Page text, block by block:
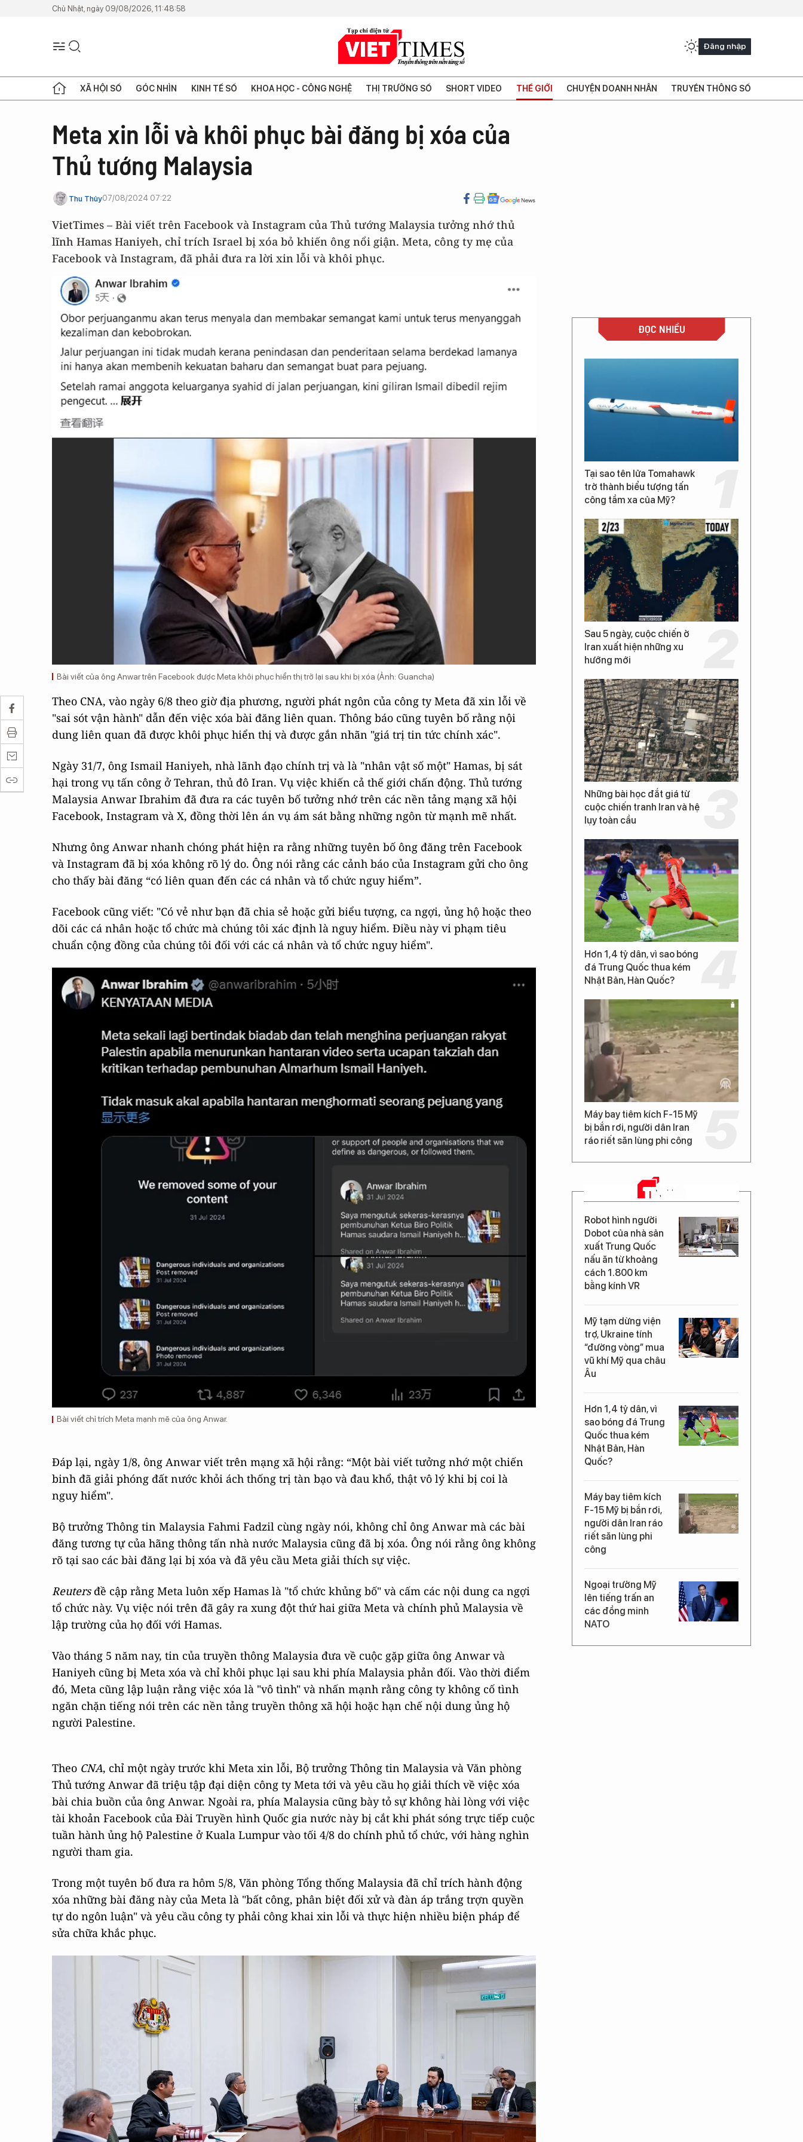
Chủ Nhật, ngày 09/08/2026, 11:48:58
Đăng nhập
XÃ HỘI SỐ GÓC NHÌN KINH TẾ SỐ KHOA HỌC - CÔNG NGHỆ THỊ TRƯỜNG SỐ SHORT VIDEO THẾ GIỚI CHUYỆN DOANH NHÂN TRUYỀN THÔNG SỐ
Meta xin lỗi và khôi phục bài đăng bị xóa của
Thủ tướng Malaysia
Thu Thủy07/08/2024 07:22
VietTimes – Bài viết trên Facebook và Instagram của Thủ tướng Malaysia tưởng nhớ thủ
lĩnh Hamas Haniyeh, chỉ trích Israel bị xóa bỏ khiến ông nổi giận. Meta, công ty mẹ của
Facebook và Instagram, đã phải đưa ra lời xin lỗi và khôi phục.
Bài viết của ông Anwar trên Facebook được Meta khôi phục hiển thị trở lại sau khi bị xóa (Ảnh: Guancha)
Theo CNA, vào ngày 6/8 theo giờ địa phương, người phát ngôn của công ty Meta đã xin lỗi về
"sai sót vận hành" dẫn đến việc xóa bài đăng liên quan. Thông báo cũng tuyên bố rằng nội
dung liên quan đã được khôi phục hiển thị và được gắn nhãn "giá trị tin tức chính xác".
Ngày 31/7, ông Ismail Haniyeh, nhà lãnh đạo chính trị và là "nhân vật số một" Hamas, bị sát
hại trong vụ tấn công ở Tehran, thủ đô Iran. Vụ việc khiến cả thế giới chấn động. Thủ tướng
Malaysia Anwar Ibrahim đã đưa ra các tuyên bố tưởng nhớ trên các nền tảng mạng xã hội
Facebook, Instagram và X, đồng thời lên án vụ ám sát bằng những ngôn từ mạnh mẽ nhất.
Nhưng ông Anwar nhanh chóng phát hiện ra rằng những tuyên bố ông đăng trên Facebook
và Instagram đã bị xóa không rõ lý do. Ông nói rằng các cảnh báo của Instagram gửi cho ông
cho thấy bài đăng “có liên quan đến các cá nhân và tổ chức nguy hiểm”.
Facebook cũng viết: "Có vẻ như bạn đã chia sẻ hoặc gửi biểu tượng, ca ngợi, ủng hộ hoặc theo
dõi các cá nhân hoặc tổ chức mà chúng tôi xác định là nguy hiểm. Điều này vi phạm tiêu
chuẩn cộng đồng của chúng tôi đối với các cá nhân và tổ chức nguy hiểm".
Bài viết chỉ trích Meta mạnh mẽ của ông Anwar.
Đáp lại, ngày 1/8, ông Anwar viết trên mạng xã hội rằng: “Một bài viết tưởng nhớ một chiến
binh đã giải phóng đất nước khỏi ách thống trị tàn bạo và đau khổ, thật vô lý khi bị coi là
nguy hiểm".
Bộ trưởng Thông tin Malaysia Fahmi Fadzil cùng ngày nói, không chỉ ông Anwar mà các bài
đăng tương tự của hãng thông tấn nhà nước Malaysia cũng đã bị xóa. Ông nói rằng ông không
rõ tại sao các bài đăng lại bị xóa và đã yêu cầu Meta giải thích sự việc.
Reutersđề cập rằng Meta luôn xếp Hamas là "tổ chức khủng bố" và cấm các nội dung ca ngợi
tổ chức này. Vụ việc nói trên đã gây ra xung đột thứ hai giữa Meta và chính phủ Malaysia về
lập trường của họ đối với Hamas.
Vào tháng 5 năm nay, tin của truyền thông Malaysia đưa về cuộc gặp giữa ông Anwar và
Haniyeh cũng bị Meta xóa và chỉ khôi phục lại sau khi phía Malaysia phản đối. Vào thời điểm
đó, Meta cũng lập luận rằng việc xóa là "vô tình" và nhấn mạnh rằng công ty không cố tình
ngăn chặn tiếng nói trên các nền tảng truyền thông xã hội hoặc hạn chế nội dung ủng hộ
người Palestine.
Theo CNA, chỉ một ngày trước khi Meta xin lỗi, Bộ trưởng Thông tin Malaysia và Văn phòng
Thủ tướng Anwar đã triệu tập đại diện công ty Meta tới và yêu cầu họ giải thích về việc xóa
bài chia buồn của ông Anwar. Ngoài ra, phía Malaysia cũng bày tỏ sự không hài lòng với việc
tài khoản Facebook của Đài Truyền hình Quốc gia nước này bị cắt khi phát sóng trực tiếp cuộc
tuần hành ủng hộ Palestine ở Kuala Lumpur vào tối 4/8 do chính phủ tổ chức, với hàng nghìn
người tham gia.
Trong một tuyên bố đưa ra hôm 5/8, Văn phòng Tổng thống Malaysia đã chỉ trích hành động
xóa những bài đăng này của Meta là "bất công, phân biệt đối xử và đàn áp trắng trợn quyền
tự do ngôn luận" và yêu cầu công ty phải công khai xin lỗi và thực hiện nhiều biện pháp để
sửa chữa khắc phục.
ĐỌC NHIỀU
Tại sao tên lửa Tomahawk
trở thành biểu tượng tấn
công tầm xa của Mỹ?
Sau 5 ngày, cuộc chiến ở
Iran xuất hiện những xu
hướng mới
Những bài học đắt giá từ
cuộc chiến tranh Iran và hệ
lụy toàn cầu
Hơn 1,4 tỷ dân, vì sao bóng
đá Trung Quốc thua kém
Nhật Bản, Hàn Quốc?
Máy bay tiêm kích F-15 Mỹ
bị bắn rơi, người dân Iran
ráo riết săn lùng phi công
TIN MỚI
Robot hình người
Dobot của nhà sản
xuất Trung Quốc
nấu ăn từ khoảng
cách 1.800 km
bằng kính VR
Mỹ tạm dừng viện
trợ, Ukraine tính
“đường vòng” mua
vũ khí Mỹ qua châu
Âu
Hơn 1,4 tỷ dân, vì
sao bóng đá Trung
Quốc thua kém
Nhật Bản, Hàn
Quốc?
Máy bay tiêm kích
F-15 Mỹ bị bắn rơi,
người dân Iran ráo
riết săn lùng phi
công
Ngoại trưởng Mỹ
lên tiếng trấn an
các đồng minh
NATO